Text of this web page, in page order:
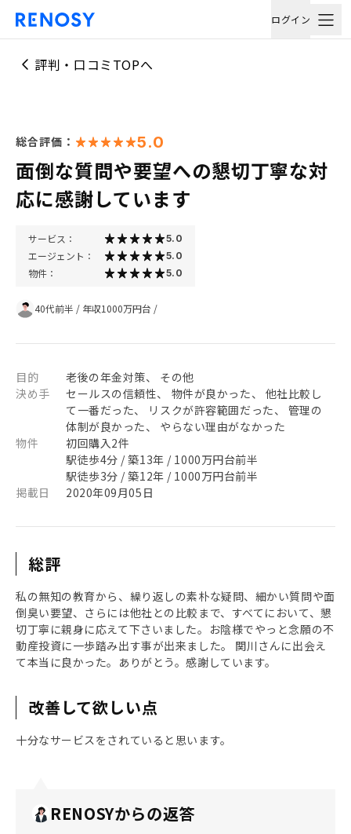
ログイン
評判・口コミTOPへ
総合評価： 5.0
面倒な質問や要望への懇切丁寧な対
応に感謝しています
サービス： 5.0
エージェント： 5.0
物件： 5.0
40代前半 / 年収1000万円台 /
目的
老後の年金対策、 その他
決め手
セールスの信頼性、 物件が良かった、 他社比較し
て一番だった、 リスクが許容範囲だった、 管理の
体制が良かった、 やらない理由がなかった
物件
初回購入2件
駅徒歩4分 / 築13年 / 1000万円台前半
駅徒歩3分 / 築12年 / 1000万円台前半
掲載日
2020年09月05日
総評
私の無知の教育から、繰り返しの素朴な疑問、細かい質問や面
倒臭い要望、さらには他社との比較まで、すべてにおいて、懇
切丁寧に親身に応えて下さいました。お陰様でやっと念願の不
動産投資に一歩踏み出す事が出来ました。 関川さんに出会え
て本当に良かった。ありがとう。感謝しています。
改善して欲しい点
十分なサービスをされていると思います。
RENOSYからの返答